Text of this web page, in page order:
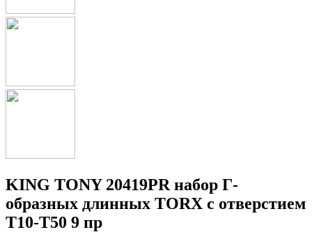
KING TONY 20419PR набор Г-
образных длинных TORX с отверстием
T10-T50 9 пр